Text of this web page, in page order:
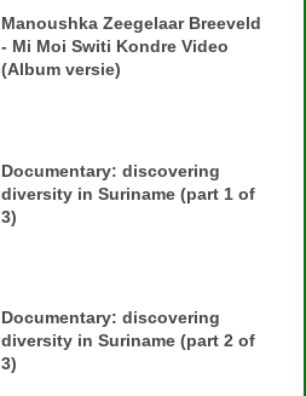
Manoushka Zeegelaar Breeveld
- Mi Moi Switi Kondre Video
(Album versie)
Documentary: discovering
diversity in Suriname (part 1 of
3)
Documentary: discovering
diversity in Suriname (part 2 of
3)